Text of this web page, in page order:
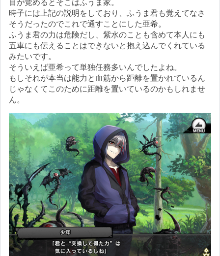
目が覚めるとそこはふうま家。
時子には上記の説明をしており、ふうま君も覚えてなさ
そうだったのでこれで通すことにした亜希。
ふうま君の力は危険だし、紫水のことも含めて本人にも
五車にも伝えることはできないと抱え込んでくれている
みたいです。
そういえば亜希って単独任務多いんでしたよね。
もしそれが本当は能力と血筋から距離を置かれているん
じゃなくてこのために距離を置いているのかもしれませ
ん。